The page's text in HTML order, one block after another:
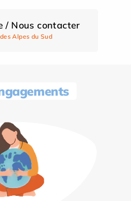
/ Nous contacter
Alpes du Sud